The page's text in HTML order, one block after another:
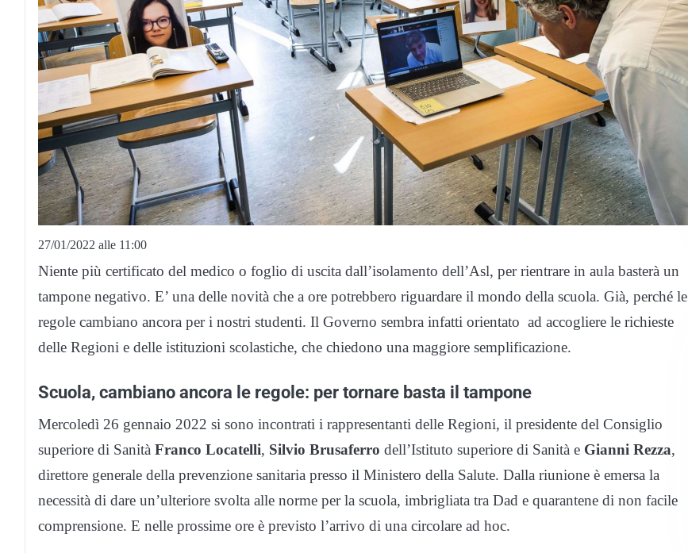
27/01/2022 alle 11:00
Niente più certificato del medico o foglio di uscita dall’isolamento dell’Asl, per rientrare in aula basterà un
tampone negativo. E’ una delle novità che a ore potrebbero riguardare il mondo della scuola. Già, perché le
regole cambiano ancora per i nostri studenti. Il Governo sembra infatti orientato ad accogliere le richieste
delle Regioni e delle istituzioni scolastiche, che chiedono una maggiore semplificazione.
Scuola, cambiano ancora le regole: per tornare basta il tampone
Mercoledì 26 gennaio 2022 si sono incontrati i rappresentanti delle Regioni, il presidente del Consiglio
superiore di Sanità Franco Locatelli, Silvio Brusaferro dell’Istituto superiore di Sanità e Gianni Rezza,
direttore generale della prevenzione sanitaria presso il Ministero della Salute. Dalla riunione è emersa la
necessità di dare un’ulteriore svolta alle norme per la scuola, imbrigliata tra Dad e quarantene di non facile
comprensione. E nelle prossime ore è previsto l’arrivo di una circolare ad hoc.